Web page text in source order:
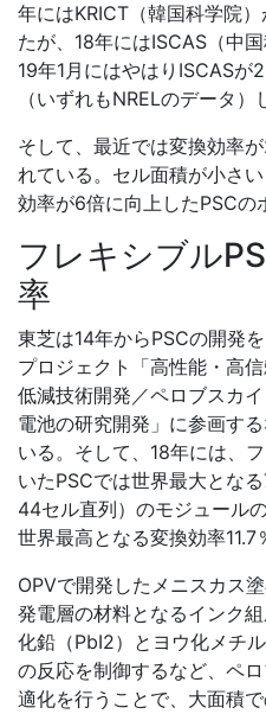
年にはKRICT（韓国科学院
たが、18年にはISCAS（中
19年1月にはやはりISCAS
（いずれもNRELのデータ）
そして、最近では変換効率
れている。セル面積が小さ
効率が6倍に向上したPSCの
フレキシブル
率
東芝は14年からPSCの開発
プロジェクト「高性能・高
低減技術開発／ペロブスカ
電池の研究開発」に参画す
いる。そして、18年には、
いたPSCでは世界最大とな
44セル直列）のモジュール
世界最高となる変換効率11.7
OPVで開発したメニスカス
発電層の材料となるインク
化鉛（PbI2）とヨウ化メチ
の反応を制御するなど、ペ
適化を行うことで、大面積